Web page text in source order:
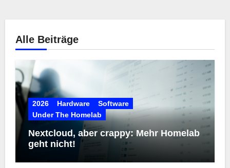
Alle Beiträge
2026 Hardware
Software
Under The Homelab
Nextcloud, aber crappy: Mehr Homelab
geht nicht!